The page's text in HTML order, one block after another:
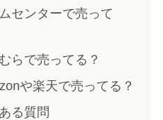
センターで売って
らで売ってる？
や楽天で売ってる？
る質問